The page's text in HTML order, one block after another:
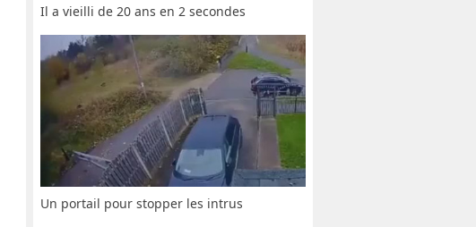
Il a vieilli de 20 ans en 2 secondes
Un portail pour stopper les intrus